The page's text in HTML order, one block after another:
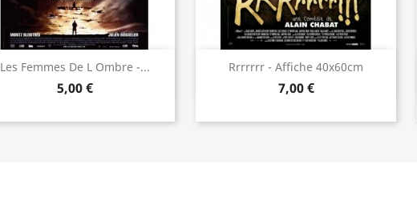
Les Femmes De L Ombre -...
5,00 €
Aperçu rapide Rrrrrrr - Affiche 40x60cm
7,00 €
Aperçu rapide